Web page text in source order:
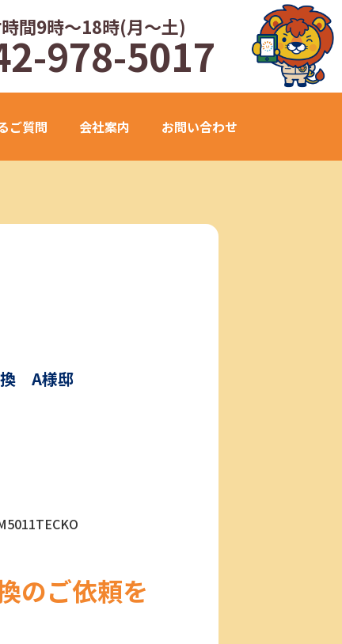
間9時～18時(月～土)
978-5017
ご質問 会社案内 お問い合わせ
換 A様邸
のご依頼を